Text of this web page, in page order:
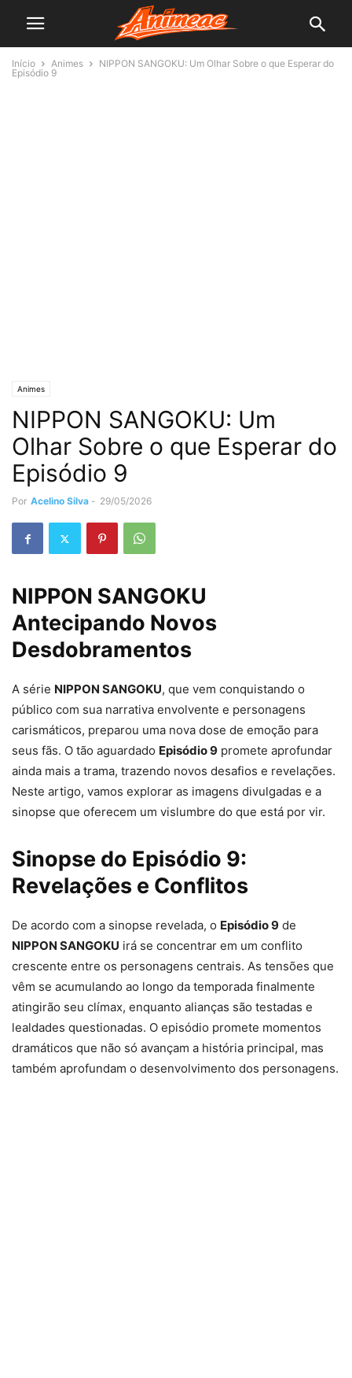
Início Animes
NIPPON SANGOKU: Um Olhar Sobre o que Esperar do
Episódio 9
Animes
NIPPON SANGOKU: Um
Olhar Sobre o que Esperar do
Episódio 9
Por Acelino Silva - 29/05/2026
NIPPON SANGOKU
Antecipando Novos
Desdobramentos
A série NIPPON SANGOKU, que vem conquistando o
público com sua narrativa envolvente e personagens
carismáticos, preparou uma nova dose de emoção para
seus fãs. O tão aguardado Episódio 9 promete aprofundar
ainda mais a trama, trazendo novos desafios e revelações.
Neste artigo, vamos explorar as imagens divulgadas e a
sinopse que oferecem um vislumbre do que está por vir.
Sinopse do Episódio 9:
Revelações e Conflitos
De acordo com a sinopse revelada, o Episódio 9 de
NIPPON SANGOKU irá se concentrar em um conflito
crescente entre os personagens centrais. As tensões que
vêm se acumulando ao longo da temporada finalmente
atingirão seu clímax, enquanto alianças são testadas e
lealdades questionadas. O episódio promete momentos
dramáticos que não só avançam a história principal, mas
também aprofundam o desenvolvimento dos personagens.